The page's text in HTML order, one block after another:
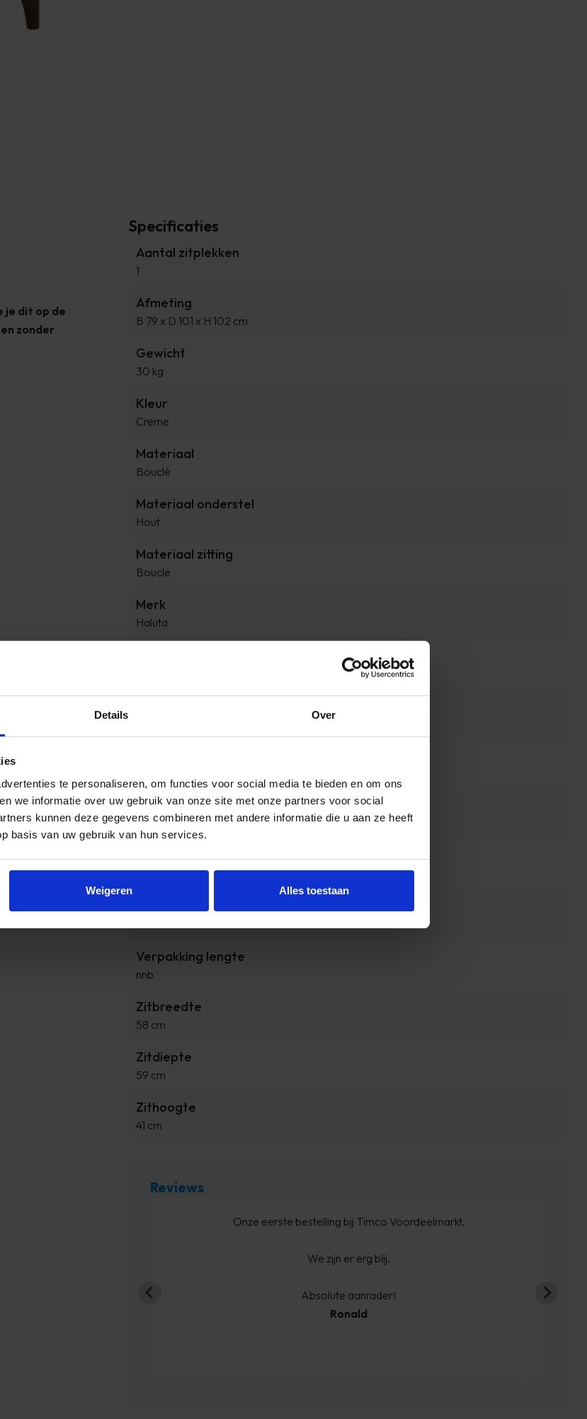
Details Over
te personaliseren, om functies voor social media te bieden en om ons
we informatie over uw gebruik van onze site met onze partners voor social
kunnen deze gegevens combineren met andere informatie die u aan ze heeft
basis van uw gebruik van hun services.
Weigeren Alles toestaan
je dit op de
zonder
Specificaties
Aantal zitplekken
1
Afmeting
B 79 x D 101 x H 102 cm
Gewicht
30 kg
Kleur
Creme
Materiaal
Bouclé
Materiaal onderstel
Hout
Materiaal zitting
Boucle
Merk
Haluta
Product hoogte
102 cm
Verpakking breedte
nnb
Verpakking hoogte
Verpakking lengte
nnb
Zitbreedte
58 cm
Zitdiepte
59 cm
Zithoogte
41 cm
Reviews
Onze eerste bestelling bij Timco Voordeelmarkt.
We zijn er erg blij.
Absolute aanrader!
Ronald